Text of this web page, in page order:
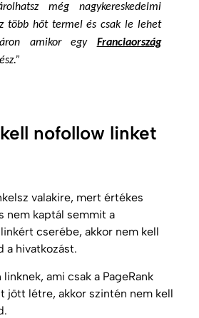
még nagykereskedelmi
több hőt termel és csak le lehet
amikor egy Franciaország
nofollow linket
valakire, mert értékes
nem kaptál semmit a
cserébe, akkor nem kell
a hivatkozást.
ami csak a PageRank
jött létre, akkor szintén nem kell